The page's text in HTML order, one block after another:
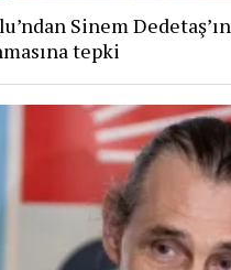
Sinem Dedetaş’ın
tepki